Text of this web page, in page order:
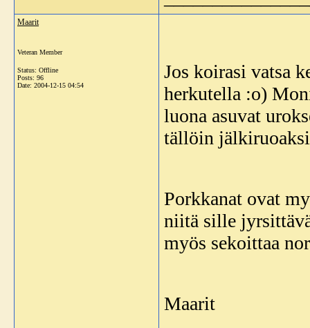
Maarit
Veteran Member
Status: Offline
Posts: 96
Date: 2004-12-15 04:54
Jos koirasi vatsa
herkutella :o)
luona asuvat
tällöin
Porkkanat ovat
niitä sille
myös sekoittaa
Maarit